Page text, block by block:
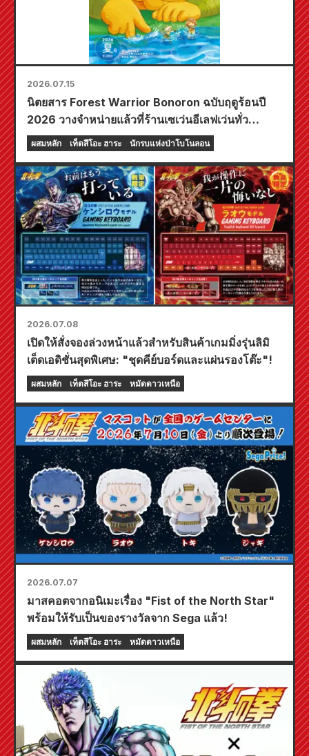
2026.07.15
นิตยสาร Forest Warrior Bonoron ฉบับฤดูร้อนปี
2026 วางจำหน่ายแล้วที่ร้านเซเว่นอีเลฟเว่นทั่ว
ประเทศ!
ผสมหลัก เท็ตสึโอะ ฮาระ นักรบแห่งป่าโบโนลอน
2026.07.08
เปิดให้สั่งจองล่วงหน้าแล้วสำหรับสินค้าเกมมิ่งรุ่นลิมิ
เต็ดเอดิชั่นสุดพิเศษ: "ชุดคีย์บอร์ดและแผ่นรองโต๊ะ"!
ผสมหลัก เท็ตสึโอะ ฮาระ หมัดดาวเหนือ
2026.07.07
มาสคอตจากอนิเมะเรื่อง "Fist of the North Star"
พร้อมให้รับเป็นของรางวัลจาก Sega แล้ว!
ผสมหลัก เท็ตสึโอะ ฮาระ หมัดดาวเหนือ